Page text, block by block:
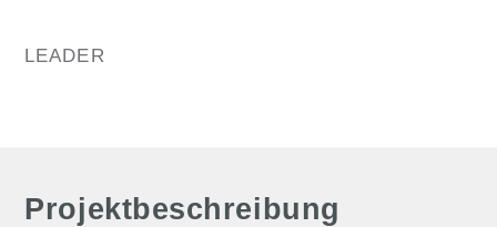
LEADER
Projektbeschreibung